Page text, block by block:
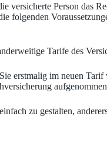
versicherte Person das
folgenden
Tarife des
erstmalig im neuen
zu gestalten,